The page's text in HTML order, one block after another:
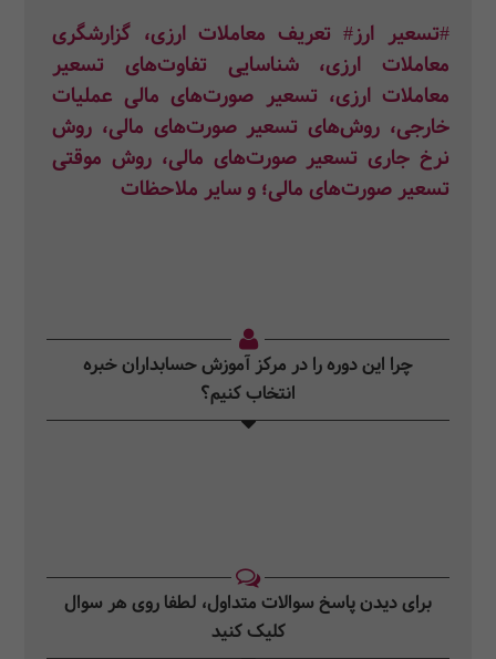
#تسعیر ارز# تعریف معاملات ارزی، گزارشگری
معاملات ارزی، شناسایی تفاوت‌های تسعیر
معاملات ارزی، تسعیر صورت‌های مالی عملیات
خارجی، روش‌های تسعیر صورت‌های مالی، روش
نرخ جاری تسعیر صورت‌های مالی، روش موقتی
تسعیر صورت‌های مالی؛ و سایر ملاحظات
چرا این دوره را در مرکز آموزش حسابداران خبره
انتخاب کنیم؟
برای دیدن پاسخ سوالات متداول، لطفا روی هر سوال
کلیک کنید‎